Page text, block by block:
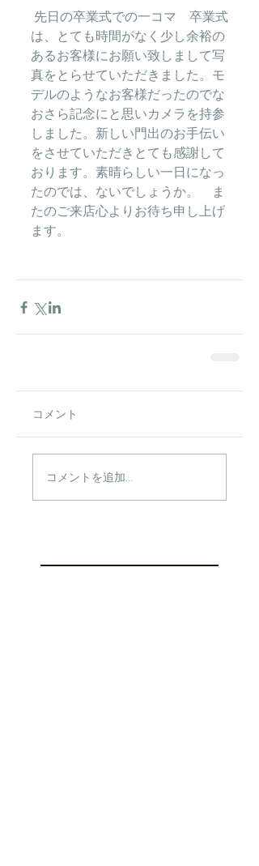
は、とても時間がなく少し余裕の
あるお客様にお願い致しまして写
真をとらせていただきました。モ
デルのようなお客様だったのでな
おさら記念にと思いカメラを持参
しました。新しい門出のお手伝い
をさせていただきとても感謝して
おります。素晴らしい一日になっ
たのでは、ないでしょうか。　ま
たのご来店心よりお待ち申し上げ
ます。
コメント
コメントを追加…